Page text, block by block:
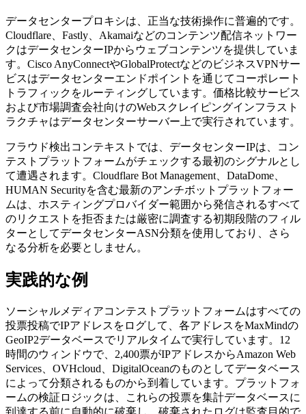
データセンタープロキシは、正当な技術操作に普遍的です。
Cloudflare、Fastly、Akamaiなどのコンテンツ配信ネットワー
クはデータセンターIPからウェブコンテンツを提供していま
す。Cisco AnyConnectやGlobalProtectなどのビジネスVPNサー
ビスはデータセンターエンドポイントを通じてコーポレート
トラフィックをルーティングしています。価格比較サービス
および市場調査会社向けのWebスクレイピングインフラスト
ラクチャはデータセンターサーバー上で実行されています。
フラウド検出コンテキストでは、データセンターIPは、コン
テストプラットフォームがチェックする最初のシグナルとし
て遭遇されます。Cloudflare Bot Management、DataDome、
HUMAN Securityを含む最新のアンチボットプラットフォー
ムは、ホスティングプロバイダー範囲から発信されるすべて
のリクエストを拒否または厳密に調査する初期段階のフィル
ターとしてデータセンターASN分類を使用しており、さら
なる分析を必要としません。
実践的な例
ソーシャルメディアコンテストプラットフォームはすべての
投票投稿でIPアドレスをログして、各アドレスをMaxMindの
GeoIP2データベースでリアルタイムで実行しています。12
時間のウィンドウで、2,400票がIPアドレスからAmazon Web
Services、OVHcloud、DigitalOceanのものとしてデータベース
によって分類されるものから到着しています。プラットフォ
ームの検証ロジックは、これらの投票を集計データベースに
到達する前に自動的に破棄し、破棄されたログは監査目的で